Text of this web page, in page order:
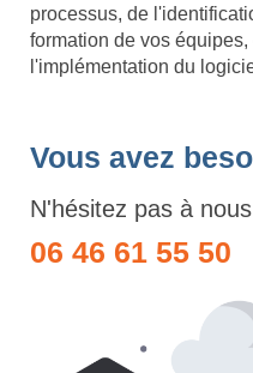
processus, de
formation de vos
l'implémentation du
Vous avez
N'hésitez pas à
06 46 61 55 50